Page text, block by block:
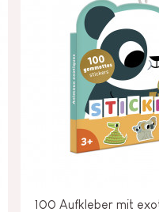
100 Aufkleber mit